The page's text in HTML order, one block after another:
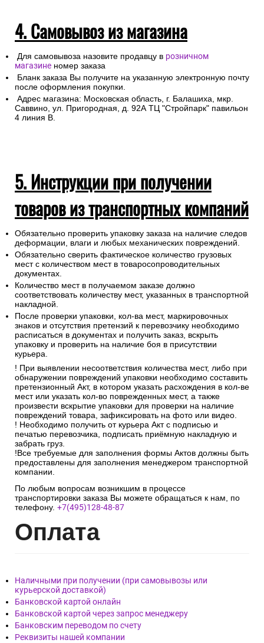
4. Самовывоз из магазина
Для самовывоза назовите продавцу в розничном
магазине номер заказа
Бланк заказа Вы получите на указанную электронную почту
после оформления покупки.
Адрес магазина: Московская область, г. Балашиха, мкр.
Саввино, ул. Пригородная, д. 92А ТЦ "Стройпарк" павильон
4 линия В.
5. Инструкции при получении
товаров из транспортных компаний
Обязательно проверить упаковку заказа на наличие следов
деформации, влаги и любых механических повреждений.
Обязательно сверить фактическое количество грузовых
мест с количеством мест в товаросопроводительных
документах.
Количество мест в получаемом заказе должно
соответствовать количеству мест, указанных в транспортной
накладной.
После проверки упаковки, кол-ва мест, маркировочных
знаков и отсутствия претензий к перевозчику необходимо
расписаться в документах и получить заказ, вскрыть
упаковку и проверить на наличие боя в присутствии
курьера.
! При выявлении несоответствия количества мест, либо при
обнаружении повреждений упаковки необходимо составить
претензионный Акт, в котором указать расхождения в кол-ве
мест или указать кол-во поврежденных мест, а также
произвести вскрытие упаковки для проверки на наличие
повреждений товара, зафиксировать на фото или видео.
! Необходимо получить от курьера Акт с подписью и
печатью перевозчика, подписать приёмную накладную и
забрать груз.
!Все требуемые для заполнения формы Актов должны быть
предоставлены для заполнения менеджером транспортной
компании.
По любым вопросам возникшим в процессе
транспортировки заказа Вы можете обращаться к нам, по
телефону. +7(495)128-48-87
Оплата
Наличными при получении (при самовывозы или
курьерской доставкой)
Банковской картой онлайн
Банковской картой через запрос менеджеру
Банковским переводом по счету
Реквизиты нашей компании